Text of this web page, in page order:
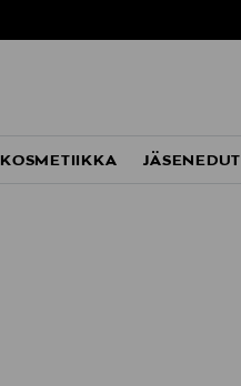
KOSMETIIKKA JÄSENEDUT